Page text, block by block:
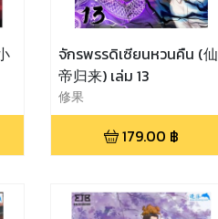
จักรพรรดิเซียนหวนคืน (仙
帝归来) เล่ม 13
修果
179.00 ฿